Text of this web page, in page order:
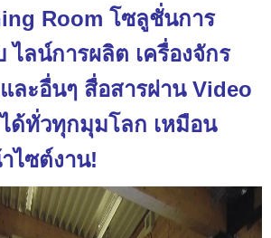
Room โซลูชั่นการ
ไลน์การผลิต เครื่องจักร
ละอื่นๆ สื่อสารผ่าน Video
ด้ทั่วทุกมุมโลก เหมือน
ไซต์งาน!